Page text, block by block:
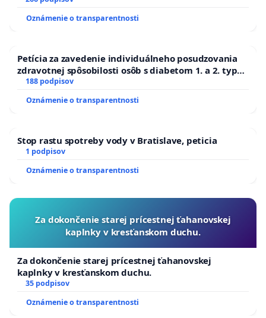
Oznámenie o transparentnosti
Petícia za zavedenie individuálneho posudzovania
zdravotnej spôsobilosti osôb s diabetom 1. a 2. typu
pri prijímaní do Policajného zboru SR
188 podpisov
Oznámenie o transparentnosti
Stop rastu spotreby vody v Bratislave, peticia
1 podpisov
Oznámenie o transparentnosti
Za dokončenie starej prícestnej ťahanovskej
kaplnky v kresťanskom duchu.
Za dokončenie starej prícestnej ťahanovskej
kaplnky v kresťanskom duchu.
35 podpisov
Oznámenie o transparentnosti